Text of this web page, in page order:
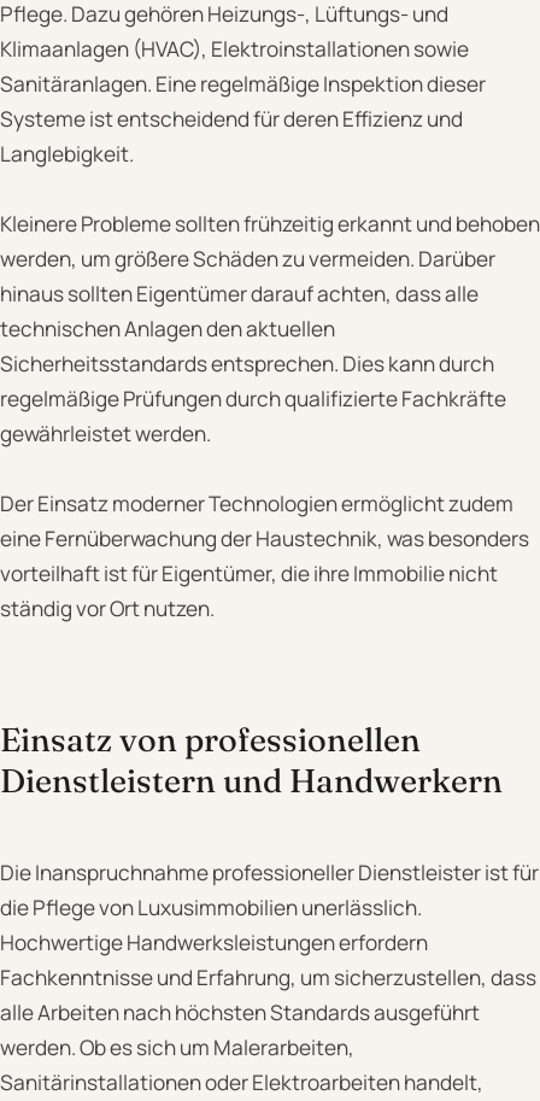
Pflege. Dazu gehören Heizungs-, Lüftungs- und
Klimaanlagen (HVAC), Elektroinstallationen sowie
Sanitäranlagen. Eine regelmäßige Inspektion dieser
Systeme ist entscheidend für deren Effizienz und
Langlebigkeit.
Kleinere Probleme sollten frühzeitig erkannt und behoben
werden, um größere Schäden zu vermeiden. Darüber
hinaus sollten Eigentümer darauf achten, dass alle
technischen Anlagen den aktuellen
Sicherheitsstandards entsprechen. Dies kann durch
regelmäßige Prüfungen durch qualifizierte Fachkräfte
gewährleistet werden.
Der Einsatz moderner Technologien ermöglicht zudem
eine Fernüberwachung der Haustechnik, was besonders
vorteilhaft ist für Eigentümer, die ihre Immobilie nicht
ständig vor Ort nutzen.
Einsatz von professionellen
Dienstleistern und Handwerkern
Die Inanspruchnahme professioneller Dienstleister ist für
die Pflege von Luxusimmobilien unerlässlich.
Hochwertige Handwerksleistungen erfordern
Fachkenntnisse und Erfahrung, um sicherzustellen, dass
alle Arbeiten nach höchsten Standards ausgeführt
werden. Ob es sich um Malerarbeiten,
Sanitärinstallationen oder Elektroarbeiten handelt,